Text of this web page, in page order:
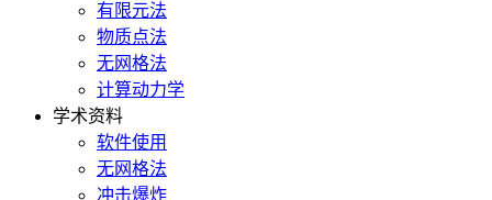
有限元法
物质点法
无网格法
计算动力学
学术资料
软件使用
无网格法
冲击爆炸